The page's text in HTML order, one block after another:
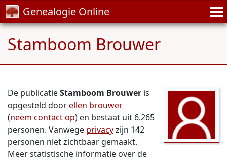
Genealogie Online
Stamboom Brouwer
De publicatieStamboom Brouwer is
opgesteld doorellen brouwer
(neem contact op) en bestaat uit 6.265
personen. Vanwege privacyzijn 142
personen niet zichtbaar gemaakt.
Meer statistische informatie over de